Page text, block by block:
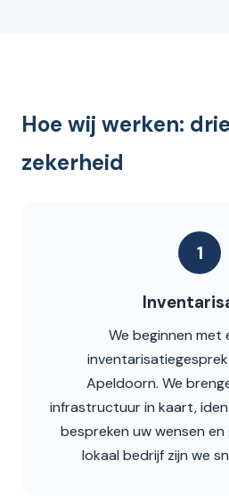
Hoe wij werken:
zekerheid
1
We beginnen met
Apeldoorn. We
infrastructuur in kaart,
bespreken uw wensen en
lokaal bedrijf zijn we